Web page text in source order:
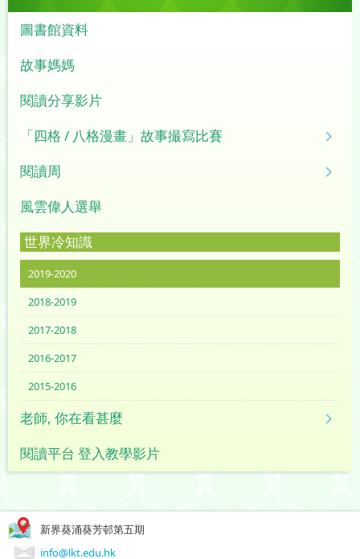
圖書館資料
故事媽媽
閱讀分享影片
「四格 / 八格漫畫」故事撮寫比賽
閱讀周
風雲偉人選舉
世界冷知識
2019-2020
2018-2019
2017-2018
2016-2017
2015-2016
老師, 你在看甚麼
閱讀平台 登入教學影片
新界葵涌葵芳邨第五期
info@lkt.edu.hk